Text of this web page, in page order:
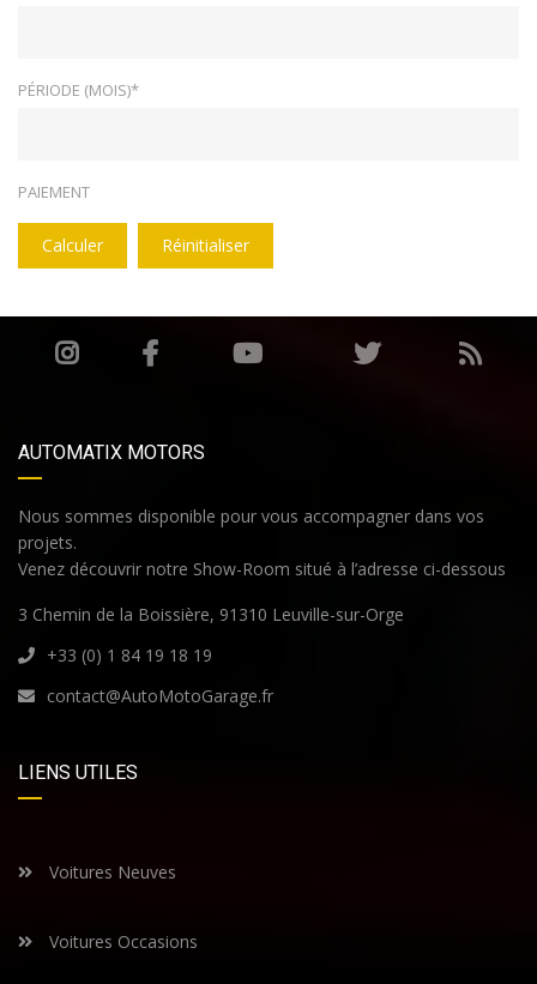
PÉRIODE (MOIS)*
PAIEMENT
Calculer Réinitialiser
AUTOMATIX MOTORS
Nous sommes disponible pour vous accompagner dans vos
projets.
Venez découvrir notre Show-Room situé à l’adresse ci-dessous
3 Chemin de la Boissière, 91310 Leuville-sur-Orge
+33 (0) 1 84 19 18 19
contact@AutoMotoGarage.fr
LIENS UTILES
Voitures Neuves
Voitures Occasions